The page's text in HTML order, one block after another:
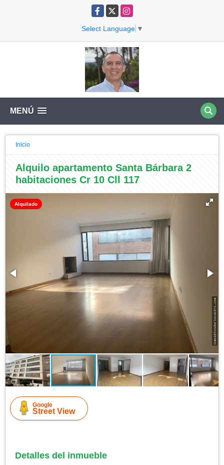
Facebook
X Instagram
Select Language ▼
MENÚ
Inicio
Alquilo apartamento Santa Bárbara 2
habitaciones Cr 10 Cll 117
Alquilado
Google
Street View
Detalles del inmueble